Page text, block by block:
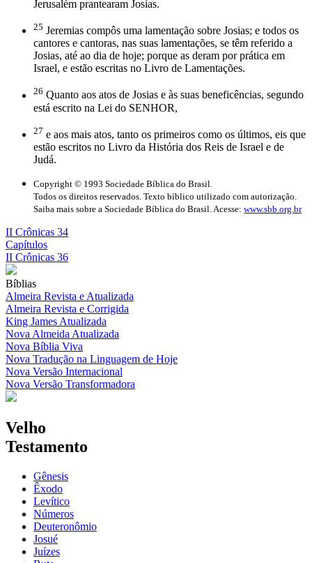
Jerusalém prantearam Josias.
25 Jeremias compôs uma lamentação sobre Josias; e todos os
cantores e cantoras, nas suas lamentações, se têm referido a
Josias, até ao dia de hoje; porque as deram por prática em
Israel, e estão escritas no Livro de Lamentações.
26 Quanto aos atos de Josias e às suas beneficências, segundo
está escrito na Lei do SENHOR,
27 e aos mais atos, tanto os primeiros como os últimos, eis que
estão escritos no Livro da História dos Reis de Israel e de
Judá.
Copyright © 1993 Sociedade Bíblica do Brasil.
Todos os direitos reservados. Texto bíblico utilizado com autorização.
Saiba mais sobre a Sociedade Bíblica do Brasil. Acesse: www.sbb.org.br
II Crônicas 34
Capítulos
II Crônicas 36
Bíblias
Almeira Revista e Atualizada
Almeira Revista e Corrigida
King James Atualizada
Nova Almeida Atualizada
Nova Bíblia Viva
Nova Tradução na Linguagem de Hoje
Nova Versão Internacional
Nova Versão Transformadora
Velho
Testamento
Gênesis
Êxodo
Levítico
Números
Deuteronômio
Josué
Juízes